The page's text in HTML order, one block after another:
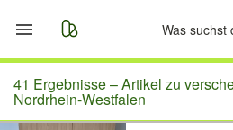
Start
41 Ergebnisse –Artikel zu
Nordrhein-Westfalen